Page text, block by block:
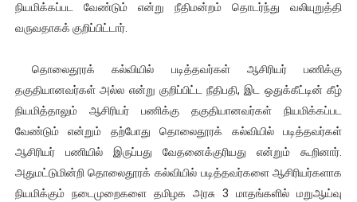
நியமிக்கப்பட வேண்டும் என்று நீதிமன்றம் தொடர்ந்து வலியுறுத்தி
வருவதாகக் குறிப்பிட்டார்.
தொலைதூரக் கல்வியில் படித்தவர்கள் ஆசிரியர் பணிக்கு
தகுதியானவர்கள் அல்ல என்று குறிப்பிட்ட நீதிபதி, இட ஒதுக்கீட்டின் கீழ்
நியமித்தாலும் ஆசிரியர் பணிக்கு தகுதியானவர்கள் நியமிக்கப்பட
வேண்டும் என்றும் தற்போது தொலைதூரக் கல்வியில் படித்தவர்கள்
ஆசிரியர் பணியில் இருப்பது வேதனைக்குரியது என்றும் கூறினார்.
அதுமட்டுமின்றி தொலைதூரக் கல்வியில் படித்தவர்களை ஆசிரியர்களாக
நியமிக்கும் நடைமுறைகளை தமிழக அரசு 3 மாதங்களில் மறுஆய்வு